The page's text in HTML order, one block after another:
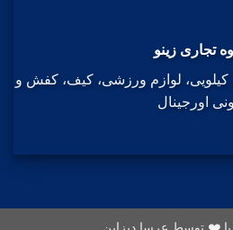
تجاری زینو
لوازم ورزشی، کیف، کفش و
اورجینال